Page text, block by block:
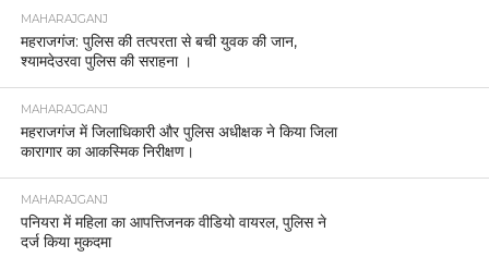
MAHARAJGANJ
महराजगंज: पुलिस की तत्परता से बची युवक की जान,
श्यामदेउरवा पुलिस की सराहना ।
MAHARAJGANJ
महराजगंज में जिलाधिकारी और पुलिस अधीक्षक ने किया जिला
कारागार का आकस्मिक निरीक्षण।
MAHARAJGANJ
पनियरा में महिला का आपत्तिजनक वीडियो वायरल, पुलिस ने
दर्ज किया मुकदमा